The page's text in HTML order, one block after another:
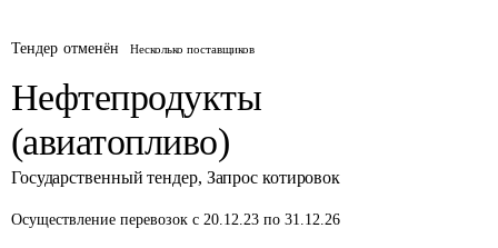
Тендер отменён Несколько поставщиков
Нефтепродукты
(авиатопливо)
Государственный тендер, Запрос котировок
Осуществление перевозок с 20.12.23 по 31.12.26